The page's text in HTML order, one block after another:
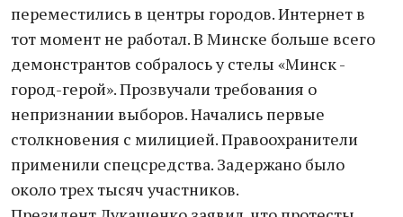
переместились в центры городов. Интернет в
тот момент не работал. В Минске больше всего
демонстрантов собралось у стелы «Минск -
город-герой». Прозвучали требования о
непризнании выборов. Начались первые
столкновения с милицией. Правоохранители
применили спецсредства. Задержано было
около трех тысяч участников.